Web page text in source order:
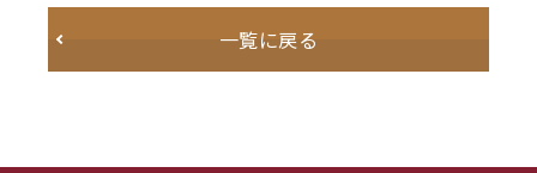
一覧に戻る